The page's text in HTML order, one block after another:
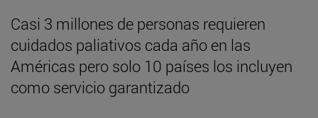
Casi 3 millones de personas requieren
cuidados paliativos cada año en las
Américas pero solo 10 países los incluyen
como servicio garantizado